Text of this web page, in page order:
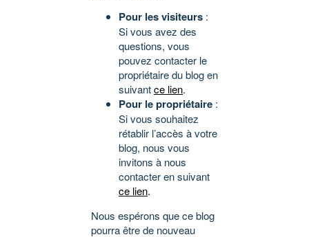
Pour les visiteurs :
Si vous avez des
questions, vous
pouvez contacter le
propriétaire du blog en
suivantce lien.
Pour le propriétaire :
Si vous souhaitez
rétablir l’accès à votre
blog, nous vous
invitons à nous
contacter en suivant
ce lien.
Nous espérons que ce blog
pourra être de nouveau